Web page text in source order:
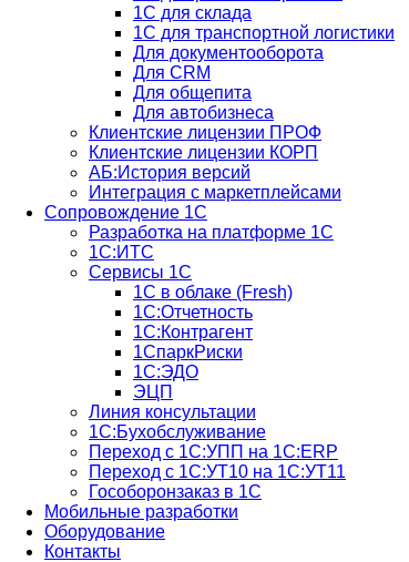
1С для склада
1С для транспортной логистики
Для документооборота
Для CRM
Для общепита
Для автобизнеса
Клиентские лицензии ПРОФ
Клиентские лицензии КОРП
АБ:История версий
Интеграция с маркетплейсами
Сопровождение 1С
Разработка на платформе 1С
1С:ИТС
Сервисы 1С
1С в облаке (Fresh)
1С:Отчетность
1С:Контрагент
1СпаркРиски
1С:ЭДО
ЭЦП
Линия консультации
1С:Бухобслуживание
Переход с 1С:УПП на 1С:ERP
Переход с 1С:УТ10 на 1С:УТ11
Гособоронзаказ в 1С
Мобильные разработки
Оборудование
Контакты